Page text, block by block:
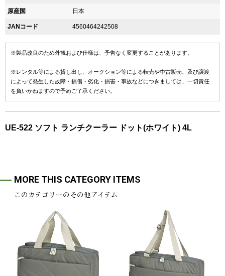
原産国 日本
JANコード 4560464242508
※製品改良のため外観および仕様は、予告なく変更することがあります。
※レンタル等による貸し出し、オークション等による転売や中古販売、及び譲渡
によって発生した故障・損傷・劣化・損害・事故などにつきましては、一切責任
を負いかねますので予めご了承ください。
UE-522 ソフト ランチクーラー ドット(ホワイト) 4L
MORE THIS CATEGORY ITEMS
このカテゴリーのその他アイテム